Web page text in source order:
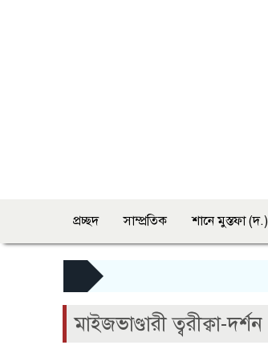
প্রচ্ছদ সাম্প্রতিক শানে মুস্তফা (দ.)
মাইজভাণ্ডারী ত্বরীক্বা-দর্শন